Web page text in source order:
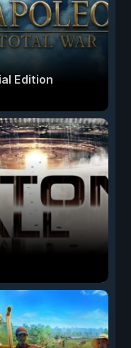
Edition